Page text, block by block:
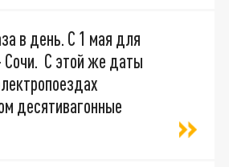
в день. С 1 мая для
Сочи. С этой же даты
десятивагонные